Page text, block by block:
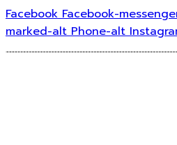
Facebook Facebook-
marked-alt Phone-alt